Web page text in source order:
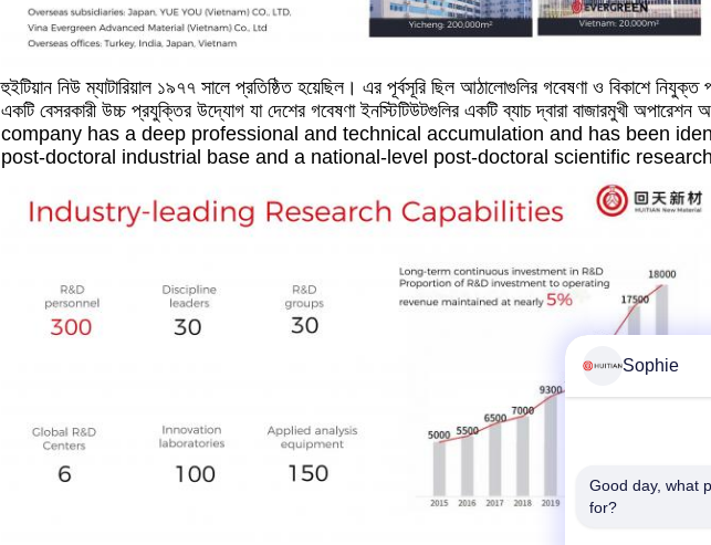
হুইটিয়ান নিউ ম্যাটারিয়াল ১৯৭৭ সালে প্রতিষ্ঠিত হয়েছিল। এর পূর্বসূরি ছিল আঠালোগুলির গবেষণা ও বিকাশে
একটি বেসরকারী উচ্চ প্রযুক্তির উদ্যোগ যা দেশের গবেষণা ইনস্টিটিউটগুলির একটি ব্যাচ দ্বারা বাজারমুখী
company has a deep professional and technical accumulation and has been
post-doctoral industrial base and a national-level post-doctoral scientific
Sophie
Good day, what
for?